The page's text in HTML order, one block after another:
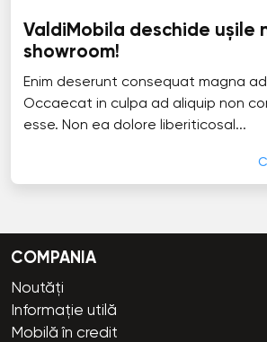
ValdiMobila deschide ușile
showroom!
Enim deserunt consequat magna
Occaecat in culpa ad aliquip non
esse. Non ea dolore liberiticosal...
COMPANIA
Noutăți
Informație utilă
Mobilă în credit